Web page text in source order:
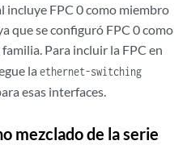
incluye FPC 0 como miembro
que se configuró FPC 0 como
familia. Para incluir la FPC en
la ethernet-switching
esas interfaces.
mezclado de la serie